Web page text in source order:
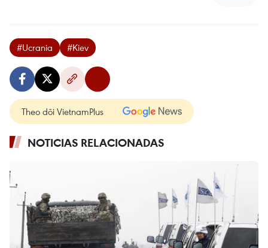
#Ucrania #Kiev
Theo dõi VietnamPlus
NOTICIAS RELACIONADAS